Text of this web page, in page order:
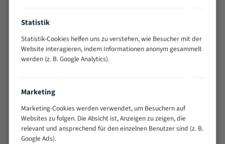
Widerstandsfähig gegen Zahnbruch auch bei
schwierigen Werkstücken (Materialmischung,
wechselnde Verbindungslängen)
Sehr geringe Vibration
Technische Beschreibung:
Positiver Spanwinkel
Bandkörper aus hochlegiertem Federstahl
Statistik
Statistik-Cookies helfen uns zu verstehen, wie Besucher mit der
Website interagieren, indem Informationen anonym gesammelt
werden (z. B. Google Analytics).
Marketing
Marketing-Cookies werden verwendet, um Besuchern auf
Websites zu folgen. Die Absicht ist, Anzeigen zu zeigen, die
relevant und ansprechend für den einzelnen Benutzer sind (z. B.
Google Ads).